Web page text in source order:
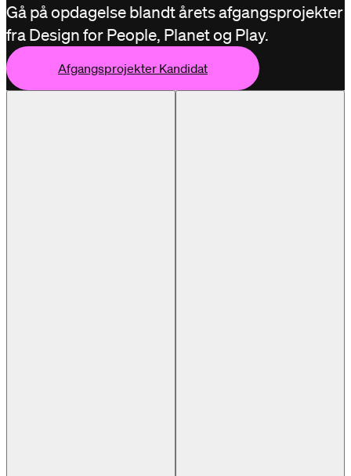
Gå på opdagelse blandt årets afgangsprojekter
fra Design for People, Planet og Play.
Afgangsprojekter Kandidat